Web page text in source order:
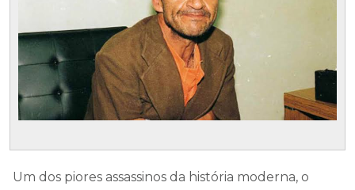
Um dos piores assassinos da história moderna, o